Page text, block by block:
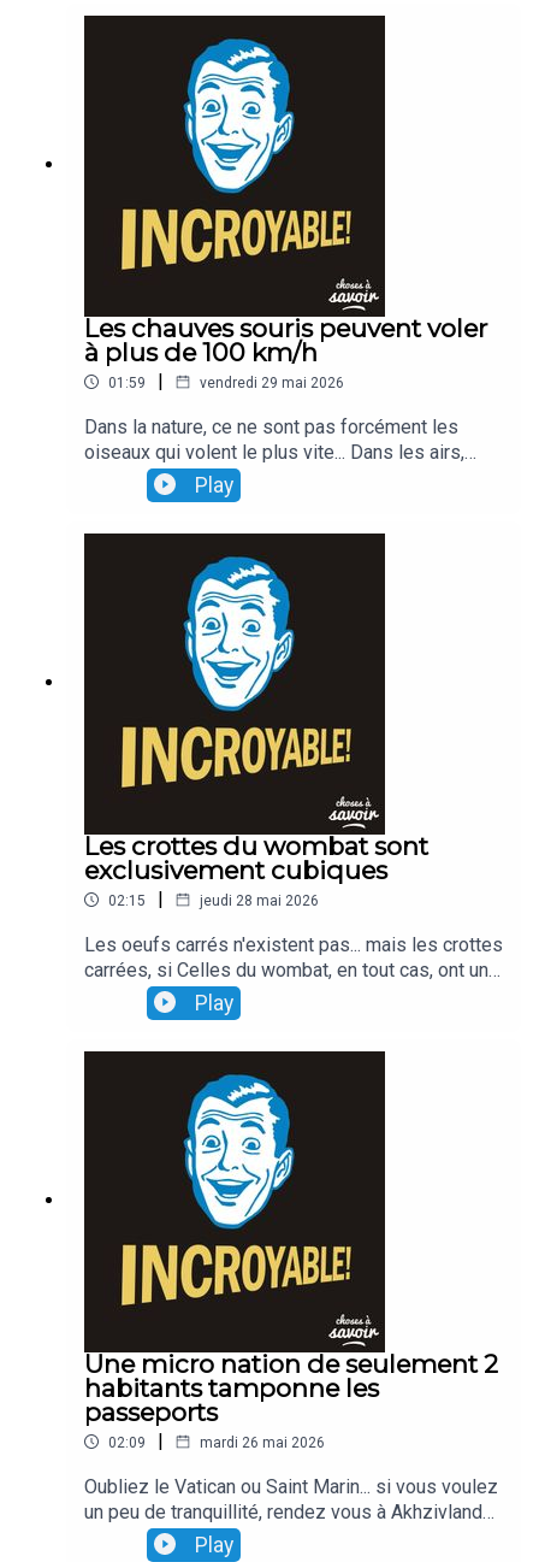
Les chauves souris peuvent voler
à plus de 100 km/h
01:59 | vendredi 29 mai 2026
Dans la nature, ce ne sont pas forcément les
oiseaux qui volent le plus vite... Dans les airs,
l'animal le plus rapide est même... une chauve
souris qui vole à plus de 100 km/h...
Play
Les crottes du wombat sont
exclusivement cubiques
02:15 | jeudi 28 mai 2026
Les oeufs carrés n'existent pas... mais les crottes
carrées, si Celles du wombat, en tout cas, ont une
forme cubique Une curiosité qui s'explique par le
fonctionnement du système digestif de l'animal.
Play
Une micro nation de seulement 2
habitants tamponne les
passeports
02:09 | mardi 26 mai 2026
Oubliez le Vatican ou Saint Marin... si vous voulez
un peu de tranquillité, rendez vous à Akhzivland
Ce lopin de terre situé entre Israël et le Liban... n'a
Play